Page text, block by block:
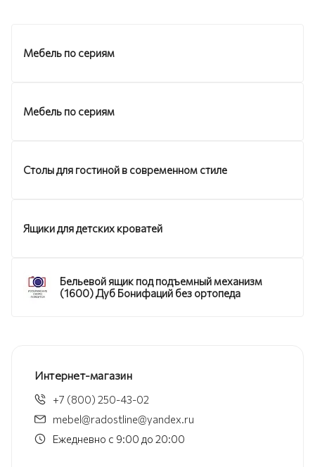
Мебель по сериям
Мебель по сериям
Столы для гостиной в современном стиле
Ящики для детских кроватей
Бельевой ящик под подъемный механизм
(1600) Дуб Бонифаций без ортопеда
Интернет-магазин
+7 (800) 250-43-02
mebel@radostline@yandex.ru
Ежедневно с 9:00 до 20:00